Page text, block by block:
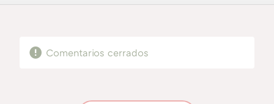
FACEBOOK
TWITTERFLIPBOARD
E-
WHATSAPP
Comentarios cerrados